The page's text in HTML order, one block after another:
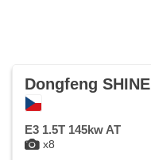
x8
Dongfeng SHINE
E3 1.5T 145kw AT